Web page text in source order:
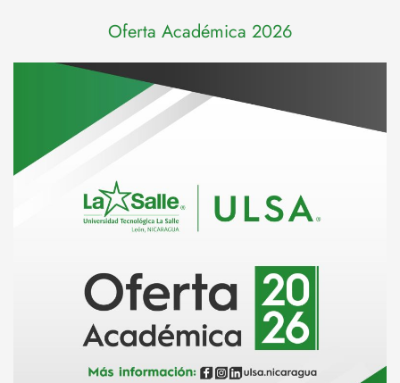
Oferta Académica 2026